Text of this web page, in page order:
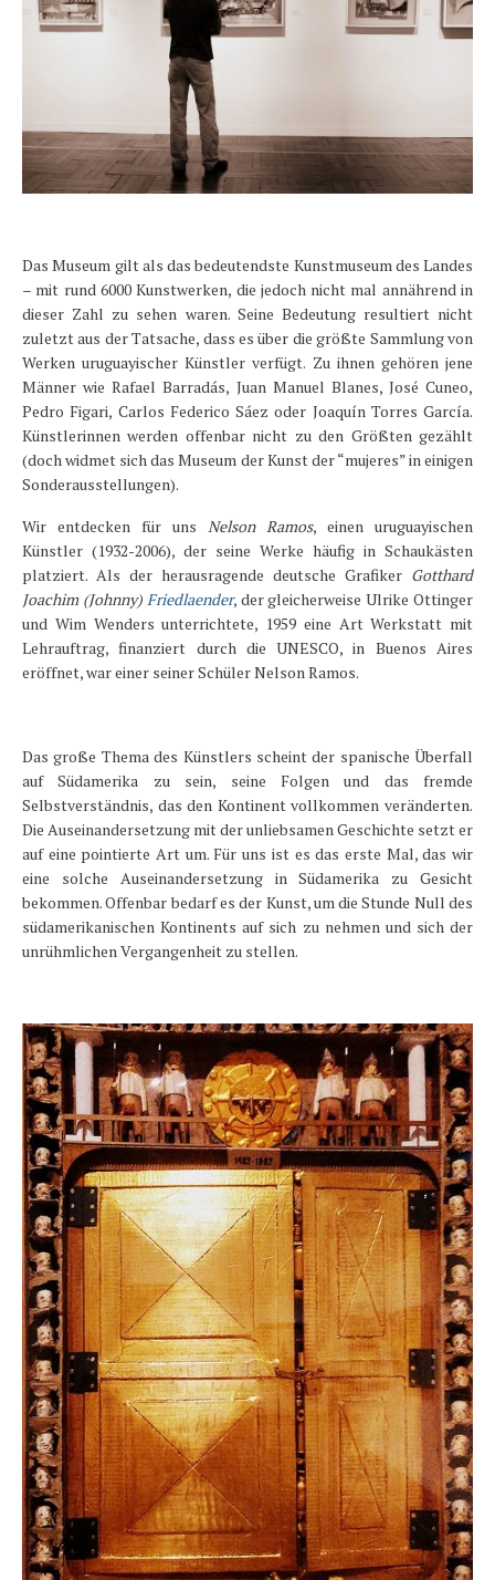
Das Museum gilt als das bedeutendste Kunstmuseum des Landes
– mit rund 6000 Kunstwerken, die jedoch nicht mal annährend in
dieser Zahl zu sehen waren. Seine Bedeutung resultiert nicht
zuletzt aus der Tatsache, dass es über die größte Sammlung von
Werken uruguayischer Künstler verfügt. Zu ihnen gehören jene
Männer wie Rafael Barradás, Juan Manuel Blanes, José Cuneo,
Pedro Figari, Carlos Federico Sáez oder Joaquín Torres García.
Künstlerinnen werden offenbar nicht zu den Größten gezählt
(doch widmet sich das Museum der Kunst der “mujeres” in einigen
Sonderausstellungen).
Wir entdecken für uns Nelson Ramos, einen uruguayischen
Künstler (1932-2006), der seine Werke häufig in Schaukästen
platziert. Als der herausragende deutsche Grafiker Gotthard
Joachim (Johnny) Friedlaender, der gleicherweise Ulrike Ottinger
und Wim Wenders unterrichtete, 1959 eine Art Werkstatt mit
Lehrauftrag, finanziert durch die UNESCO, in Buenos Aires
eröffnet, war einer seiner Schüler Nelson Ramos.
Das große Thema des Künstlers scheint der spanische Überfall
auf Südamerika zu sein, seine Folgen und das fremde
Selbstverständnis, das den Kontinent vollkommen veränderten.
Die Auseinandersetzung mit der unliebsamen Geschichte setzt er
auf eine pointierte Art um. Für uns ist es das erste Mal, das wir
eine solche Auseinandersetzung in Südamerika zu Gesicht
bekommen. Offenbar bedarf es der Kunst, um die Stunde Null des
südamerikanischen Kontinents auf sich zu nehmen und sich der
unrühmlichen Vergangenheit zu stellen.